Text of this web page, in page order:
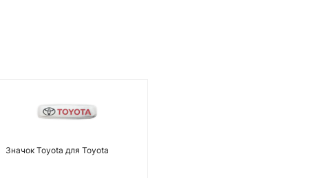
Значок Toyota для Toyota